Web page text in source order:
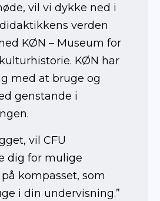
vil vi dykke ned i
verden
KØN – Museum for
KØN har
med at bruge og
genstande i
vil CFU
dig for mulige
kompasset, som
i din undervisning.”